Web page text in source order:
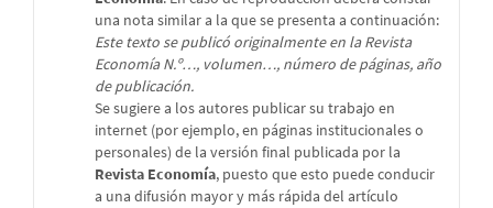
una nota similar a la que se presenta a continuación:
Este texto se publicó originalmente en la Revista
Economía N.º…, volumen…, número de páginas, año
de publicación.
Se sugiere a los autores publicar su trabajo en
internet (por ejemplo, en páginas institucionales o
personales) de la versión final publicada por la
Revista Economía, puesto que esto puede conducir
a una difusión mayor y más rápida del artículo